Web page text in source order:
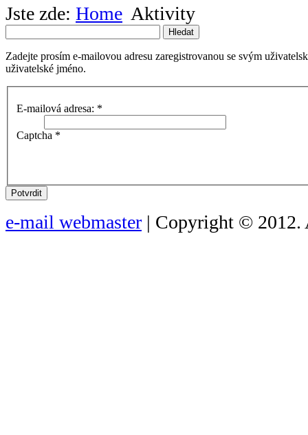
Jste zde: Home Aktivity
Hledat
Zadejte prosím e-mailovou adresu zaregistrovanou se svým
uživatelské jméno.
E-mailová adresa: *
Captcha *
Potvrdit
e-mail webmaster | Copyright © 2012.